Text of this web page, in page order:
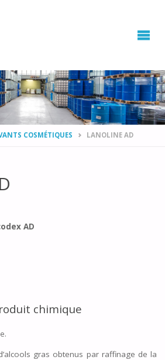
COSMÉTIQUES LANOLINE AD
AD
chimique
gras obtenus par raffinage de la